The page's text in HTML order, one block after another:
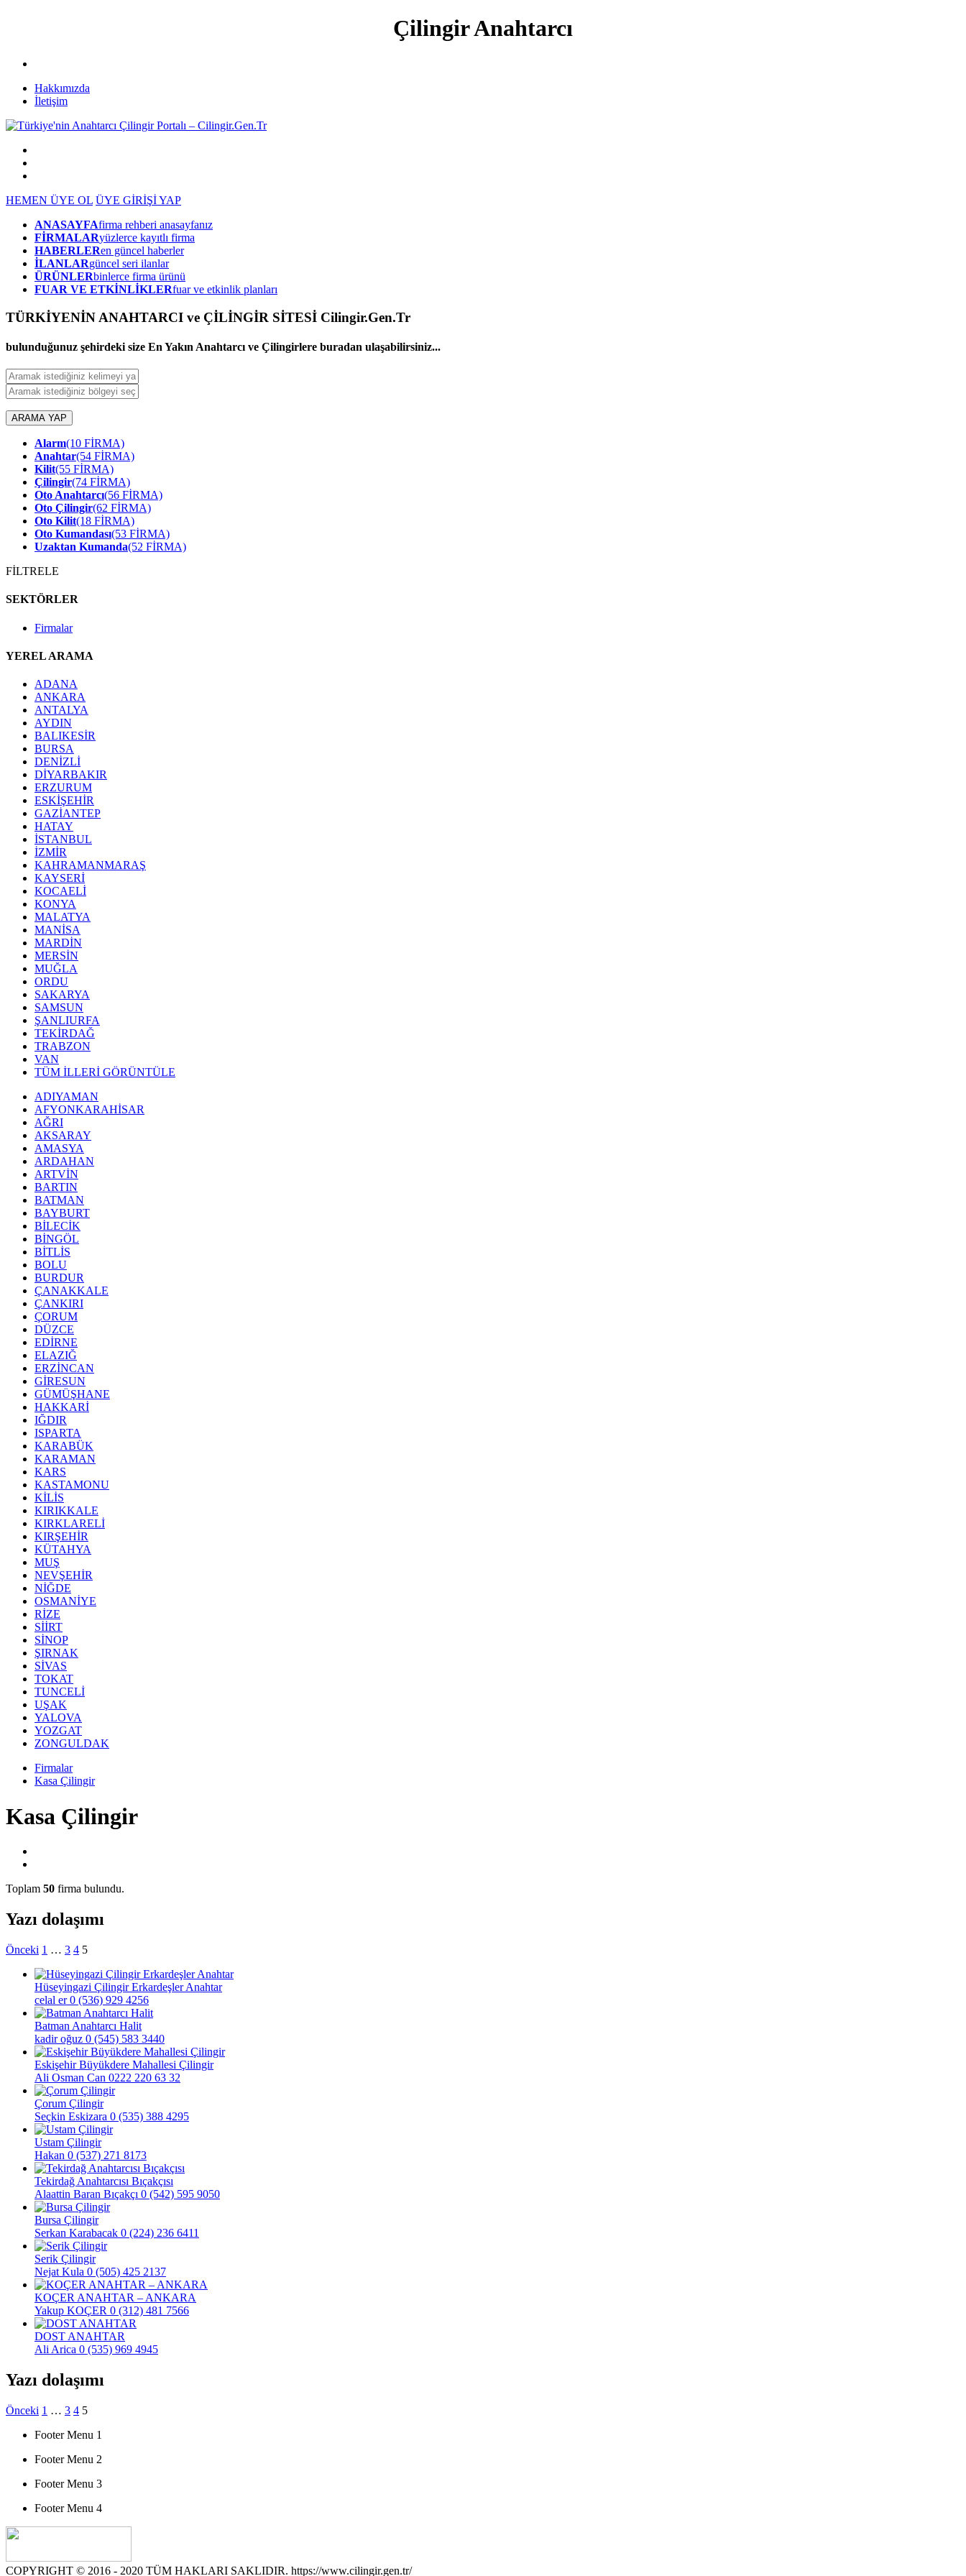
Çilingir Anahtarcı
Hakkımızda
İletişim
HEMEN ÜYE OL ÜYE GİRİŞİ YAP
ANASAYFAfirma rehberi anasayfanız
FİRMALARyüzlerce kayıtlı firma
HABERLERen güncel haberler
İLANLARgüncel seri ilanlar
ÜRÜNLERbinlerce firma ürünü
FUAR VE ETKİNLİKLERfuar ve etkinlik planları
TÜRKİYENİN ANAHTARCI ve ÇİLİNGİR SİTESİ Cilingir.Gen.Tr
bulunduğunuz şehirdeki size En Yakın Anahtarcı ve Çilingirlere buradan ulaşabilirsiniz...
ARAMA YAP
Alarm(10 FİRMA)
Anahtar(54 FİRMA)
Kilit(55 FİRMA)
Çilingir(74 FİRMA)
Oto Anahtarcı(56 FİRMA)
Oto Çilingir(62 FİRMA)
Oto Kilit(18 FİRMA)
Oto Kumandası(53 FİRMA)
Uzaktan Kumanda(52 FİRMA)
FİLTRELE
SEKTÖRLER
Firmalar
YEREL ARAMA
ADANA
ANKARA
ANTALYA
AYDIN
BALIKESİR
BURSA
DENİZLİ
DİYARBAKIR
ERZURUM
ESKİŞEHİR
GAZİANTEP
HATAY
İSTANBUL
İZMİR
KAHRAMANMARAŞ
KAYSERİ
KOCAELİ
KONYA
MALATYA
MANİSA
MARDİN
MERSİN
MUĞLA
ORDU
SAKARYA
SAMSUN
ŞANLIURFA
TEKİRDAĞ
TRABZON
VAN
TÜM İLLERİ GÖRÜNTÜLE
ADIYAMAN
AFYONKARAHİSAR
AĞRI
AKSARAY
AMASYA
ARDAHAN
ARTVİN
BARTIN
BATMAN
BAYBURT
BİLECİK
BİNGÖL
BİTLİS
BOLU
BURDUR
ÇANAKKALE
ÇANKIRI
ÇORUM
DÜZCE
EDİRNE
ELAZIĞ
ERZİNCAN
GİRESUN
GÜMÜŞHANE
HAKKARİ
IĞDIR
ISPARTA
KARABÜK
KARAMAN
KARS
KASTAMONU
KİLİS
KIRIKKALE
KIRKLARELİ
KIRŞEHİR
KÜTAHYA
MUŞ
NEVŞEHİR
NİĞDE
OSMANİYE
RİZE
SİİRT
SİNOP
ŞIRNAK
SİVAS
TOKAT
TUNCELİ
UŞAK
YALOVA
YOZGAT
ZONGULDAK
Firmalar
Kasa Çilingir
Kasa Çilingir
Toplam 50 firma bulundu.
Yazı dolaşımı
Önceki 1 … 3 4 5
Hüseyingazi Çilingir Erkardeşler Anahtar
celal er 0 (536) 929 4256
Batman Anahtarcı Halit
kadir oğuz 0 (545) 583 3440
Eskişehir Büyükdere Mahallesi Çilingir
Ali Osman Can 0222 220 63 32
Çorum Çilingir
Seçkin Eskizara 0 (535) 388 4295
Ustam Çilingir
Hakan 0 (537) 271 8173
Tekirdağ Anahtarcısı Bıçakçısı
Alaattin Baran Bıçakçı 0 (542) 595 9050
Bursa Çilingir
Serkan Karabacak 0 (224) 236 6411
Serik Çilingir
Nejat Kula 0 (505) 425 2137
KOÇER ANAHTAR – ANKARA
Yakup KOÇER 0 (312) 481 7566
DOST ANAHTAR
Ali Arica 0 (535) 969 4945
Yazı dolaşımı
Önceki 1 … 3 4 5
Footer Menu 1
Footer Menu 2
Footer Menu 3
Footer Menu 4
COPYRIGHT © 2016 - 2020 TÜM HAKLARI SAKLIDIR. https://www.cilingir.gen.tr/